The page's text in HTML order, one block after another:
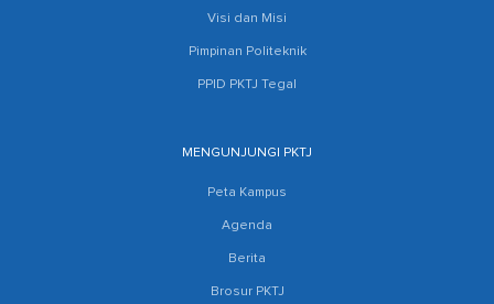
Visi dan Misi
Pimpinan Politeknik
PPID PKTJ Tegal
MENGUNJUNGI PKTJ
Peta Kampus
Agenda
Berita
Brosur PKTJ